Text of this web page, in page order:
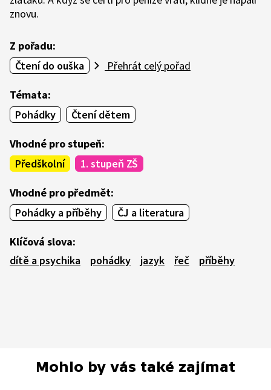
znovu.
Z pořadu:
Čtení do ouška
Přehrát celý pořad
Témata:
Pohádky
Čtení dětem
Vhodné pro stupeň:
Předškolní
1. stupeň ZŠ
Vhodné pro předmět:
Pohádky a příběhy
ČJ a literatura
Klíčová slova:
dítě a psychika
pohádky jazyk řeč příběhy
Mohlo by vás také zajímat